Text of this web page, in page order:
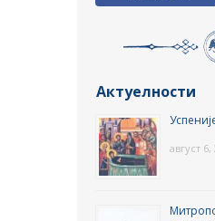
Актуелности
август 6,